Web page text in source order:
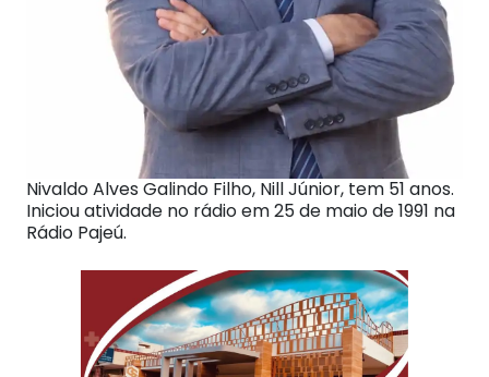
Nivaldo Alves Galindo Filho, Nill Júnior, tem 51 anos.
Iniciou atividade no rádio em 25 de maio de 1991 na
Rádio Pajeú.